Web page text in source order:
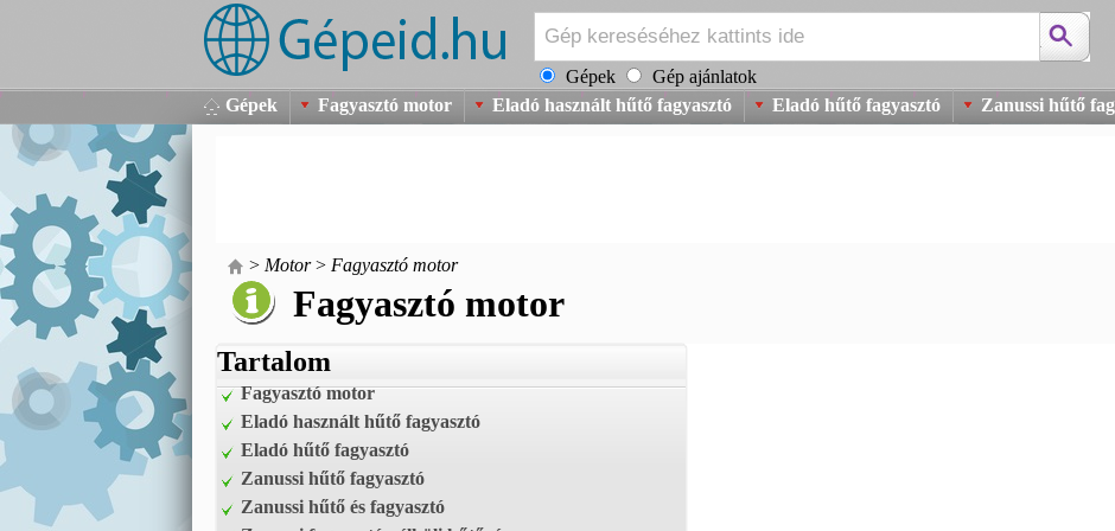
Gépek Gép ajánlatok
Gépek Fagyasztó motor Eladó használt hűtő fagyasztó Eladó hűtő fagyasztó Zanussi hűtő
> Motor> Fagyasztó motor
Fagyasztó motor
Tartalom
Fagyasztó motor
Eladó használt hűtő fagyasztó
Eladó hűtő fagyasztó
Zanussi hűtő fagyasztó
Zanussi hűtő és fagyasztó